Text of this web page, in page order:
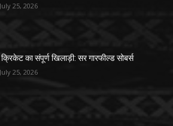
July 25, 2026
क्रिकेट का संपूर्ण खिलाड़ी: सर गारफील्ड सोबर्स
July 25, 2026